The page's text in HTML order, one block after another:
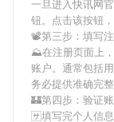
一旦进入快讯网
钮。点击该按钮
📽第三步：填写
⛰在注册页面上
账户。通常包括
务必提供准确完
🏰第四步：验证
🈂填写完个人信